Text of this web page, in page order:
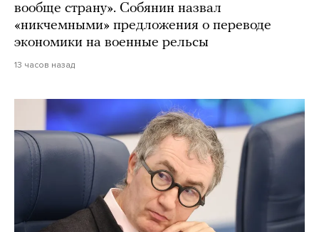
вообще страну». Собянин назвал
«никчемными» предложения о переводе
экономики на военные рельсы
13 часов назад